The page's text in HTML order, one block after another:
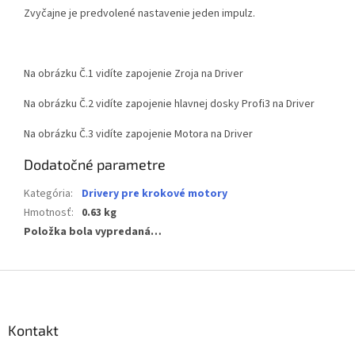
Zvyčajne je predvolené nastavenie jeden impulz.
Na obrázku Č.1 vidíte zapojenie Zroja na Driver
Na obrázku Č.2 vidíte zapojenie hlavnej dosky Profi3 na Driver
Na obrázku Č.3 vidíte zapojenie Motora na Driver
Dodatočné parametre
Kategória:
Drivery pre krokové motory
Hmotnosť: 0.63 kg
Položka bola vypredaná…
Kontakt